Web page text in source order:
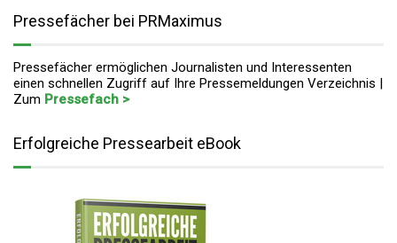
Pressefächer bei PRMaximus
Pressefächer ermöglichen Journalisten und Interessenten
einen schnellen Zugriff auf Ihre Pressemeldungen Verzeichnis |
Zum Pressefach >
Erfolgreiche Pressearbeit eBook